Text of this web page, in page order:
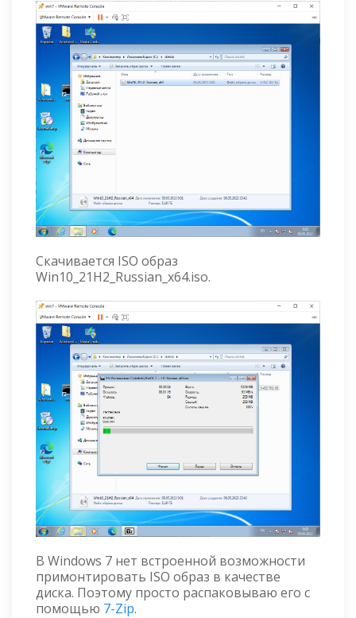
Скачивается ISO образ
Win10_21H2_Russian_x64.iso.
В Windows 7 нет встроенной возможности
примонтировать ISO образ в качестве
диска. Поэтому просто распаковываю его с
помощью 7-Zip.